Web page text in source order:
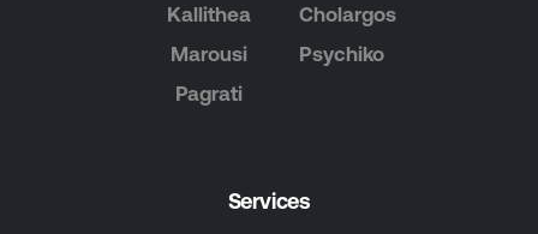
Kallithea
Marousi
Pagrati
Cholargos
Psychiko
Services